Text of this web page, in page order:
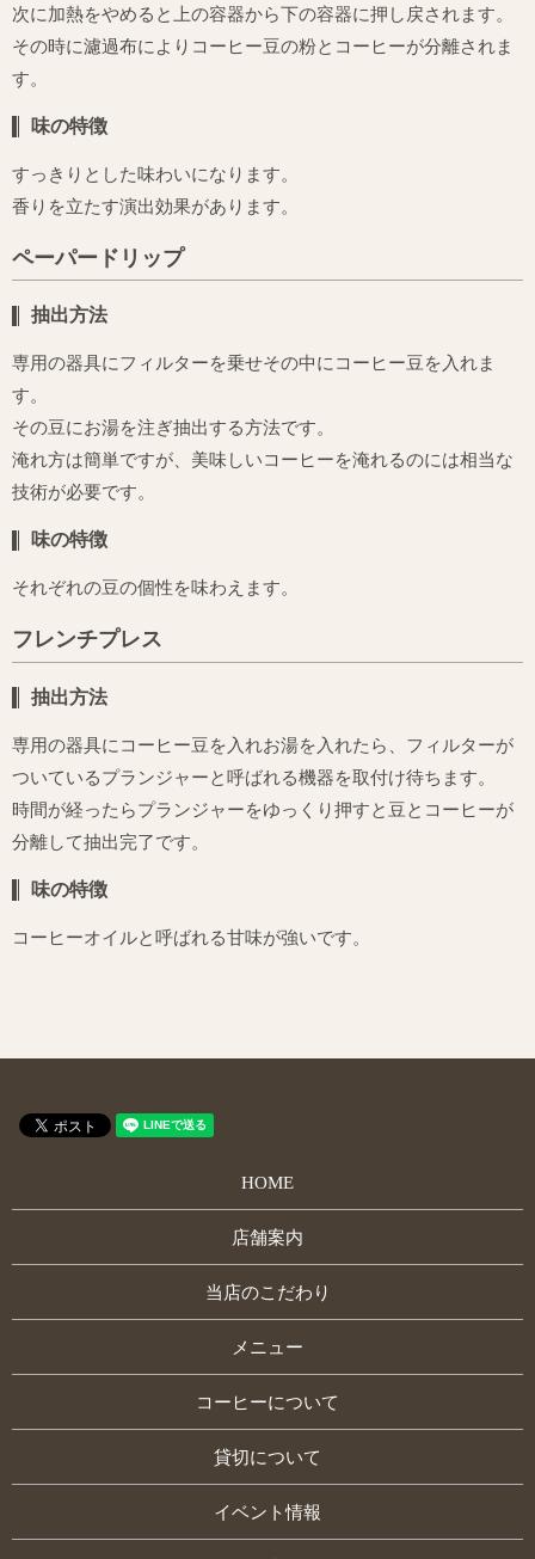
次に加熱をやめると上の容器から下の容器に押し戻されます。
その時に濾過布によりコーヒー豆の粉とコーヒーが分離されま
す。
味の特徴
すっきりとした味わいになります。
香りを立たす演出効果があります。
ペーパードリップ
抽出方法
専用の器具にフィルターを乗せその中にコーヒー豆を入れま
す。
その豆にお湯を注ぎ抽出する方法です。
淹れ方は簡単ですが、美味しいコーヒーを淹れるのには相当な
技術が必要です。
味の特徴
それぞれの豆の個性を味わえます。
フレンチプレス
抽出方法
専用の器具にコーヒー豆を入れお湯を入れたら、フィルターが
ついているプランジャーと呼ばれる機器を取付け待ちます。
時間が経ったらプランジャーをゆっくり押すと豆とコーヒーが
分離して抽出完了です。
味の特徴
コーヒーオイルと呼ばれる甘味が強いです。
HOME
店舗案内
当店のこだわり
メニュー
コーヒーについて
貸切について
イベント情報